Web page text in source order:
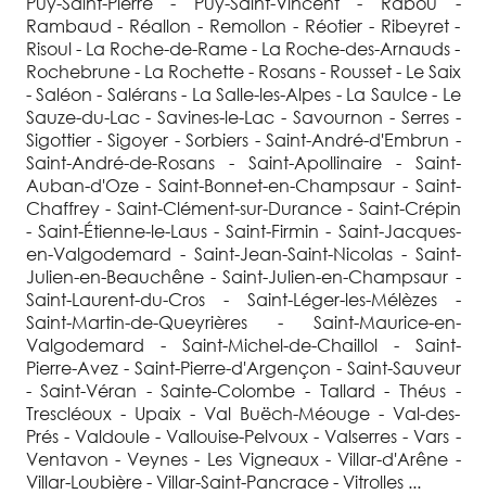
Rambaud - Réallon - Remollon - Réotier - Ribeyret -
Risoul - La Roche-de-Rame - La Roche-des-Arnauds -
Rochebrune - La Rochette - Rosans - Rousset - Le Saix
- Saléon - Salérans - La Salle-les-Alpes - La Saulce - Le
Sauze-du-Lac - Savines-le-Lac - Savournon - Serres -
Sigottier - Sigoyer - Sorbiers - Saint-André-d'Embrun -
Saint-André-de-Rosans - Saint-Apollinaire - Saint-
Auban-d'Oze - Saint-Bonnet-en-Champsaur - Saint-
Chaffrey - Saint-Clément-sur-Durance - Saint-Crépin
- Saint-Étienne-le-Laus - Saint-Firmin - Saint-Jacques-
en-Valgodemard - Saint-Jean-Saint-Nicolas - Saint-
Julien-en-Beauchêne - Saint-Julien-en-Champsaur -
Saint-Laurent-du-Cros - Saint-Léger-les-Mélèzes -
Saint-Martin-de-Queyrières - Saint-Maurice-en-
Valgodemard - Saint-Michel-de-Chaillol - Saint-
Pierre-Avez - Saint-Pierre-d'Argençon - Saint-Sauveur
- Saint-Véran - Sainte-Colombe - Tallard - Théus -
Trescléoux - Upaix - Val Buëch-Méouge - Val-des-
Prés - Valdoule - Vallouise-Pelvoux - Valserres - Vars -
Ventavon - Veynes - Les Vigneaux - Villar-d'Arêne -
Villar-Loubière - Villar-Saint-Pancrace - Vitrolles ...